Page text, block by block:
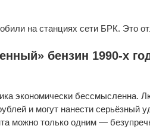
на станциях сети БРК. Это
бензин 1990-х
экономически бессмысленна.
и могут нанести серьёзный
можно только одним —